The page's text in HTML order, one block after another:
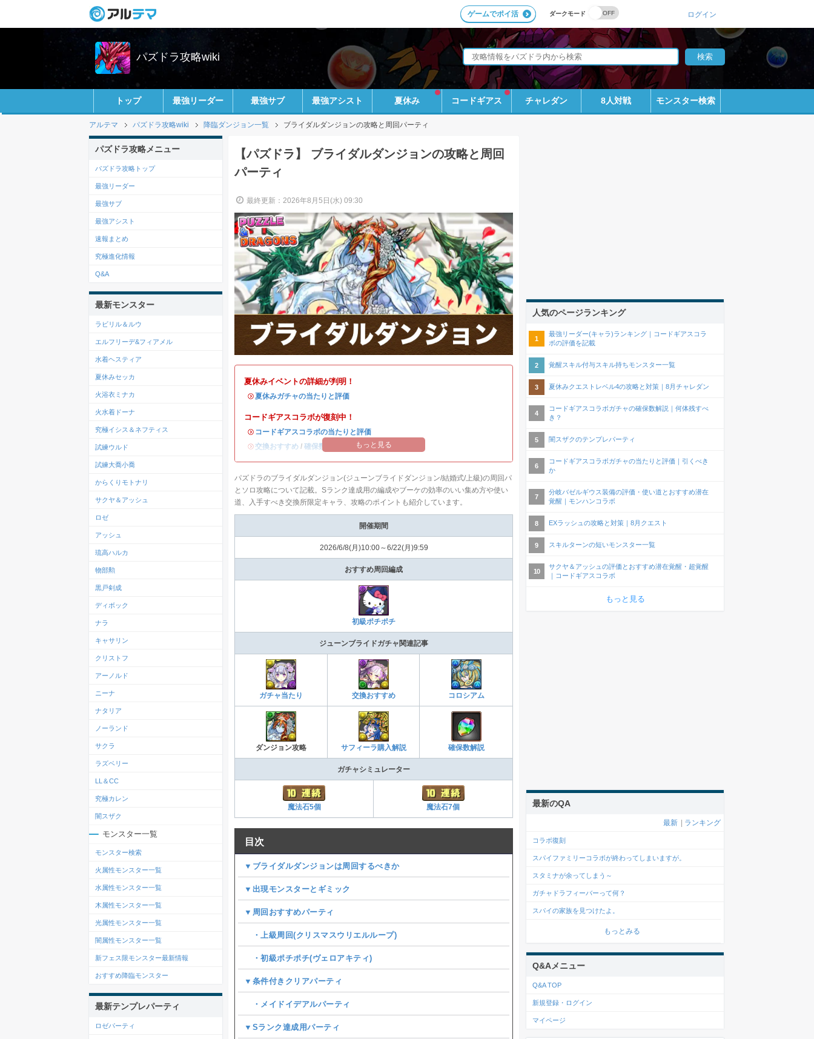
ダークモード
ゲームでポイ活 ログイン
パズドラ攻略wiki
トップ 最強リーダー 最強サブ 最強アシスト 夏休み コードギアス チャレダン 8人対戦 モンスター検索
アルテマ パズドラ攻略wiki 降臨ダンジョン一覧 ブライダルダンジョンの攻略と周回パーティ
【パズドラ】 ブライダルダンジョンの攻略と周回
パーティ
最終更新：2026年8月5日(水) 09:30
夏休みイベントの詳細が判明！
・夏休みガチャの当たりと評価
コードギアスコラボが復刻中！
・ コードギアスコラボの当たりと評価
・交換おすすめ / 確保数解説 もっと見る
パズドラのブライダルダンジョン(ジューンブライドダンジョン/結婚式/上級)の周回パ
とソロ攻略について記載。Sランク達成用の編成やブーケの効率のいい集め方や使い
道、入手すべき交換所限定キャラ、攻略のポイントも紹介しています。
開催期間
2026/6/8(月)10:00～6/22(月)9:59
おすすめ周回編成
初級ポチポチ
ジューンブライドガチャ関連記事
ガチャ当たり 交換おすすめ コロシアム
ダンジョン攻略 サフィーラ購入解説 確保数解説
ガチャシミュレーター
魔法石5個 魔法石7個
目次
▼ブライダルダンジョンは周回するべきか
▼出現モンスターとギミック
▼周回おすすめパーティ
・上級周回(クリスマスウリエルループ)
・初級ポチポチ(ヴェロアキティ)
▼条件付きクリアパーティ
・メイドイデアルパーティ
▼Sランク達成用パーティ
パズドラ攻略メニュー
パズドラ攻略トップ
最強リーダー
最強サブ
最強アシスト
速報まとめ
究極進化情報
Q&A
最新モンスター
ラビリル＆ルウ
エルフリーデ&フィアメル
水着ヘスティア
夏休みセッカ
火浴衣ミナカ
火水着ドーナ
究極イシス＆ネフティス
試練ウルド
試練大喬小喬
からくりモトナリ
サクヤ＆アッシュ
ロゼ
アッシュ
琉高ハルカ
物部勲
黒戸剣成
ディボック
ナラ
キャサリン
クリストフ
アーノルド
ニーナ
ナタリア
ノーランド
サクラ
ラズベリー
LL＆CC
究極カレン
闇スザク
モンスター一覧
モンスター検索
火属性モンスター一覧
水属性モンスター一覧
木属性モンスター一覧
光属性モンスター一覧
闇属性モンスター一覧
新フェス限モンスター最新情報
おすすめ降臨モンスター
最新テンプレパーティ
ロゼパーティ
人気のページランキング
最強リーダー(キャラ)ランキング｜コードギアスコラ
ボの評価を記載
覚醒スキル付与スキル持ちモンスター一覧
夏休みクエストレベル4の攻略と対策｜8月チャレダン
コードギアスコラボガチャの確保数解説｜何体残すべ
き？
闇スザクのテンプレパーティ
コードギアスコラボガチャの当たりと評価｜引くべき
か
分岐バゼルギウス装備の評価・使い道とおすすめ潜在
覚醒｜モンハンコラボ
EXラッシュの攻略と対策｜8月クエスト
スキルターンの短いモンスター一覧
サクヤ＆アッシュの評価とおすすめ潜在覚醒・超覚醒
｜コードギアスコラボ
もっと見る
最新のQA
最新 ランキング
コラボ復刻
スパイファミリーコラボが終わってしまいますが。
スタミナが余ってしまう～
ガチャドラフィーバーって何？
スパイの家族を見つけたよ。
もっとみる
Q&Aメニュー
Q&A TOP
新規登録・ログイン
マイページ